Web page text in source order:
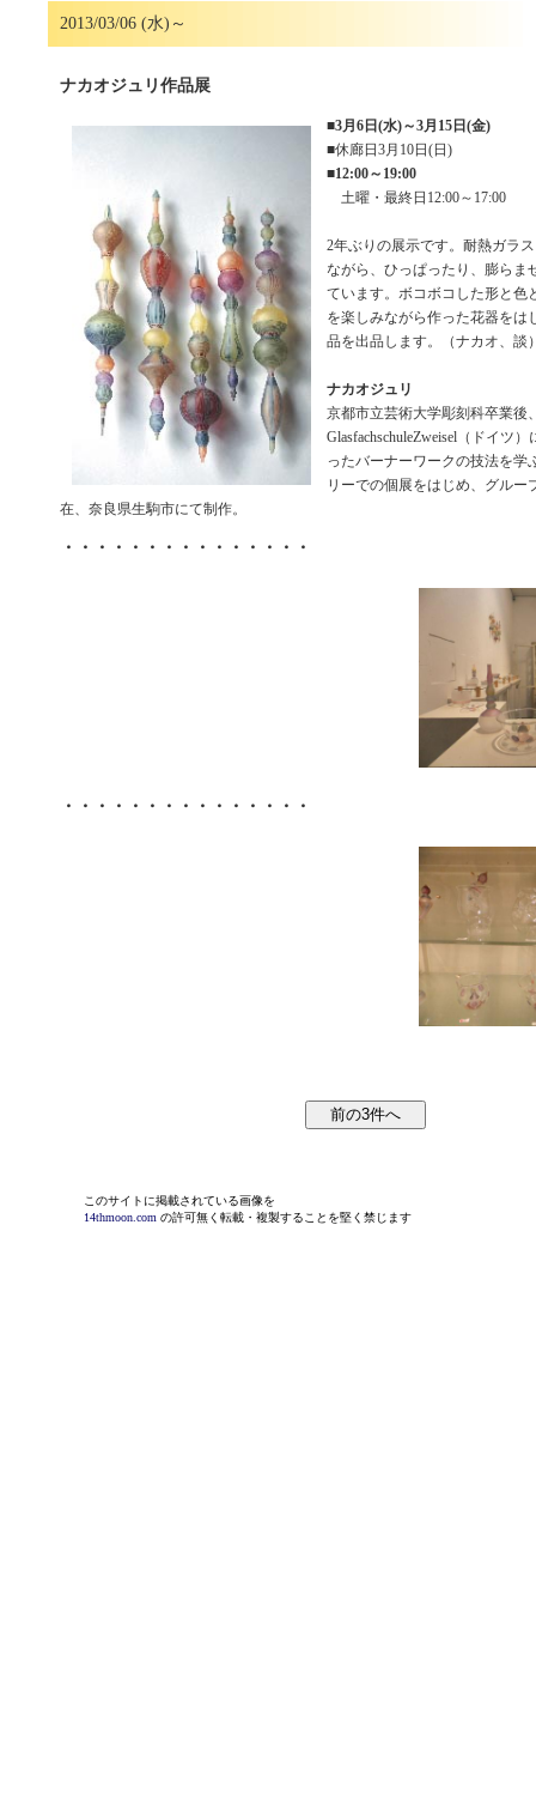
2013/03/06 (水)～
ナカオジュリ作品展
■3月6日(水)～3月15日(金)
■休廊日3月10日(日)
■12:00～19:00
土曜・最終日12:00～17:00
2年ぶりの展示です。耐熱ガラ
ながら、ひっぱったり、膨らま
ています。ボコボコした形と色
を楽しみながら作った花器をは
品を出品します。（ナカオ、談
ナカオジュリ
京都市立芸術大学彫刻科卒業後
GlasfachschuleZweisel（ドイツ
ったバーナーワークの技法を学
リーでの個展をはじめ、グルー
在、奈良県生駒市にて制作。
・・・・・・・・・・・・・・・
・・・・・・・・・・・・・・・
このサイトに掲載されている画像を
14thmoon.com の許可無く転載・複製することを堅く禁じます